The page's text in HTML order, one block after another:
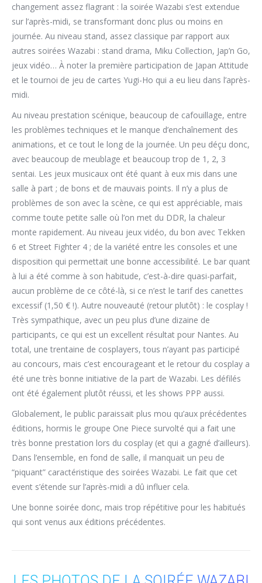
changement assez flagrant : la soirée Wazabi s’est extendue
sur l’après-midi, se transformant donc plus ou moins en
journée. Au niveau stand, assez classique par rapport aux
autres soirées Wazabi : stand drama, Miku Collection, Jap’n Go,
jeux vidéo… À noter la première participation de Japan Attitude
et le tournoi de jeu de cartes Yugi-Ho qui a eu lieu dans l’après-
midi.
Au niveau prestation scénique, beaucoup de cafouillage, entre
les problèmes techniques et le manque d’enchaînement des
animations, et ce tout le long de la journée. Un peu déçu donc,
avec beaucoup de meublage et beaucoup trop de 1, 2, 3
sentai. Les jeux musicaux ont été quant à eux mis dans une
salle à part ; de bons et de mauvais points. Il n’y a plus de
problèmes de son avec la scène, ce qui est appréciable, mais
comme toute petite salle où l’on met du DDR, la chaleur
monte rapidement. Au niveau jeux vidéo, du bon avec Tekken
6 et Street Fighter 4 ; de la variété entre les consoles et une
disposition qui permettait une bonne accessibilité. Le bar quant
à lui a été comme à son habitude, c’est-à-dire quasi-parfait,
aucun problème de ce côté-là, si ce n’est le tarif des canettes
excessif (1,50 € !). Autre nouveauté (retour plutôt) : le cosplay !
Très sympathique, avec un peu plus d’une dizaine de
participants, ce qui est un excellent résultat pour Nantes. Au
total, une trentaine de cosplayers, tous n’ayant pas participé
au concours, mais c’est encourageant et le retour du cosplay a
été une très bonne initiative de la part de Wazabi. Les défilés
ont été également plutôt réussi, et les shows PPP aussi.
Globalement, le public paraissait plus mou qu’aux précédentes
éditions, hormis le groupe One Piece survolté qui a fait une
très bonne prestation lors du cosplay (et qui a gagné d’ailleurs).
Dans l’ensemble, en fond de salle, il manquait un peu de
“piquant” caractéristique des soirées Wazabi. Le fait que cet
event s’étende sur l’après-midi a dû influer cela.
Une bonne soirée donc, mais trop répétitive pour les habitués
qui sont venus aux éditions précédentes.